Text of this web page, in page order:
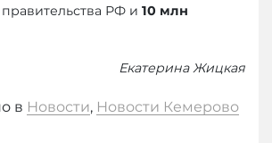
правительства РФ и 10 млн
Екатерина Жицкая
в Новости, Новости Кемерово